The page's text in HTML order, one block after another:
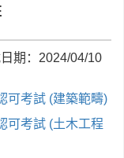
期：2024/04/10
可考試 (建築範疇)
可考試 (土木工程